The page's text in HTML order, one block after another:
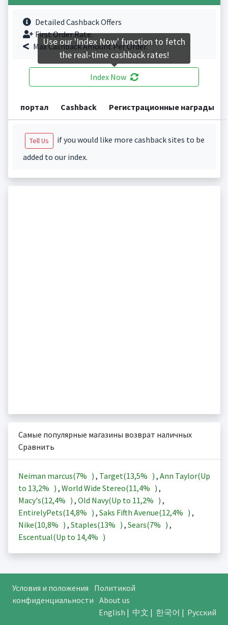
Detailed Cashback Offers
First Order Rate.
Max Cashback Amount Per Order.
Index Now
портал Cashback Регистрационные награды
Tell Us
if you would like more cashback sites to be
added to our index.
Самые популярные магазины возврат наличных
Сравнить
Neiman marcus(7% ) , Target(13,5% ) , Ann Taylor(Up
to 13,2% ) , World Wide Stereo(11,4% ) ,
Macy's(12,4% ) , Old Navy(Up to 11,2% ) ,
EntirelyPets(14,8% ) , Saks Fifth Avenue(12,4% ) ,
Nike(10,8% ) , Staples(13% ) , Sears(7% ) ,
Escentual(Up to 14,4% )
Условия и положения
Политикой
конфиденциальности About us
English | 中文 | 한국어 | Русский
Use our 'Index Now' function to fetch
the real-time cashback rates!